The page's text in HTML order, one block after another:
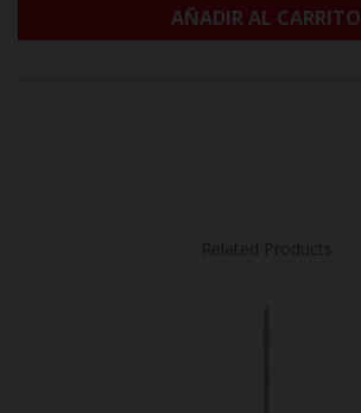
AÑADIR AL CARRITO